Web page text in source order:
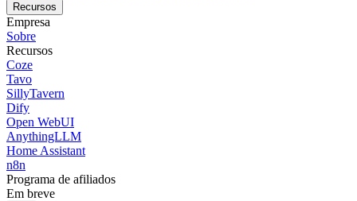
Recursos
Empresa
Sobre
Recursos
Coze
Tavo
SillyTavern
Dify
Open WebUI
AnythingLLM
Home Assistant
n8n
Programa de afiliados
Em breve